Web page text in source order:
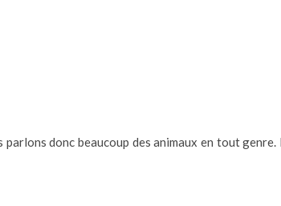
donc beaucoup des animaux en tout genre.